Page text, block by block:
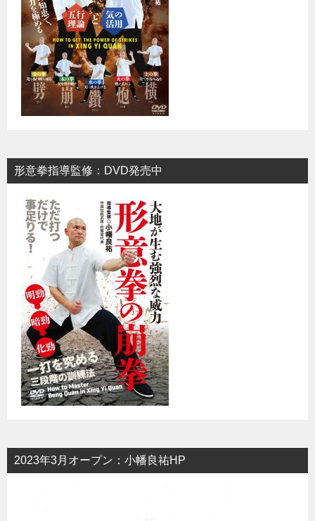
形意拳指導監修：DVD発売中
2023年3月オープン：小幡良祐HP